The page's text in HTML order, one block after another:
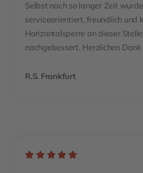
Selbst nach so langer Zeit
serviceorientiert, freundlich und
Horizontalsperre an dieser Stelle
nachgebessert. Herzlichen Dank
R.S. Frankfurt